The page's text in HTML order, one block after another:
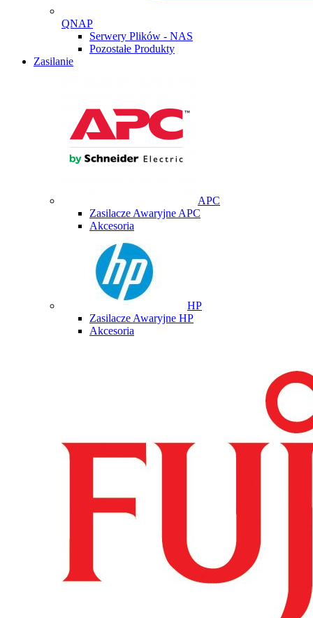
QNAP
Serwery Plików - NAS
Pozostałe Produkty
Zasilanie
APC
Zasilacze Awaryjne APC
Akcesoria
HP
Zasilacze Awaryjne HP
Akcesoria